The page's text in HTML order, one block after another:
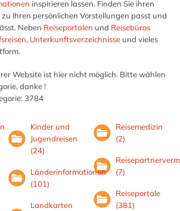
inspirieren lassen. Finden Sie ihren
Ihren persönlichen Vorstellungen passt und
Neben Reiseportalen und Reisebüros
, Unterkunftsverzeichnisse und vieles
Website ist hier nicht möglich. Bitte wählen
danke !
3784
Kinder und
Jugendreisen
(24)
Länderinformationen
(101)
Landkarten
Reisemedizin
(2)
(7)
Reiseportale
(381)